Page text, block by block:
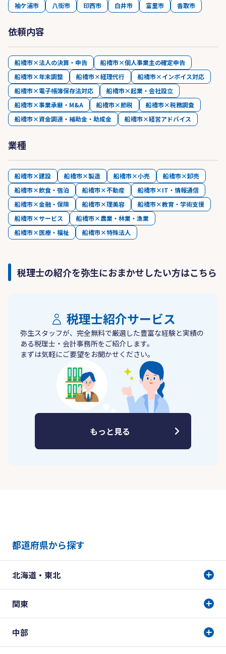
袖ケ浦市
八街市 印西市 白井市 富里市 香取市
依頼内容
船橋市×法人の決算・申告
船橋市×個人事業主の確定申告
船橋市×年末調整
船橋市×経理代行
船橋市×インボイス対応
船橋市×電子帳簿保存法対応
船橋市×起業・会社設立
船橋市×事業承継・M&A
船橋市×節税
船橋市×税務調査
船橋市×資金調達・補助金・助成金
船橋市×経営アドバイス
業種
船橋市×建設 船橋市×製造 船橋市×小売
船橋市×卸売
船橋市×飲食・宿泊
船橋市×不動産
船橋市×IT・情報通信
船橋市×金融・保険
船橋市×理美容
船橋市×教育・学術支援
船橋市×サービス
船橋市×農業・林業・漁業
船橋市×医療・福祉
船橋市×特殊法人
税理士の紹介を弥生におまかせしたい方はこちら
税理士紹介サービス
弥生スタッフが、完全無料で厳選した豊富な経験と実績の
ある税理士・会計事務所をご紹介します。
まずは気軽にご要望をお聞かせください。
もっと見る
都道府県から探す
北海道・東北
関東
中部